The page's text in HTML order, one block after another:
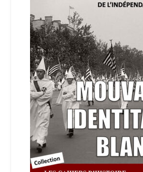
Login Customizer
Newsletter
Nous Contacter
Panier
Politique de confidentialité et cookies
Qui sommes-nous ?
Soutien à Philippe Randa
Suivi de la Commande